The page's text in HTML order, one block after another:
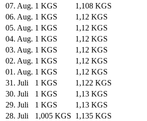
07. Aug. 1 KGS
1,108 KGS
06. Aug. 1 KGS
1,12 KGS
05. Aug. 1 KGS
1,12 KGS
04. Aug. 1 KGS
1,12 KGS
03. Aug. 1 KGS
1,12 KGS
02. Aug. 1 KGS
1,12 KGS
01. Aug. 1 KGS
1,12 KGS
31. Juli
1 KGS
1,122 KGS
30. Juli
1 KGS
1,13 KGS
29. Juli
1 KGS
1,13 KGS
28. Juli
1,005 KGS 1,135 KGS